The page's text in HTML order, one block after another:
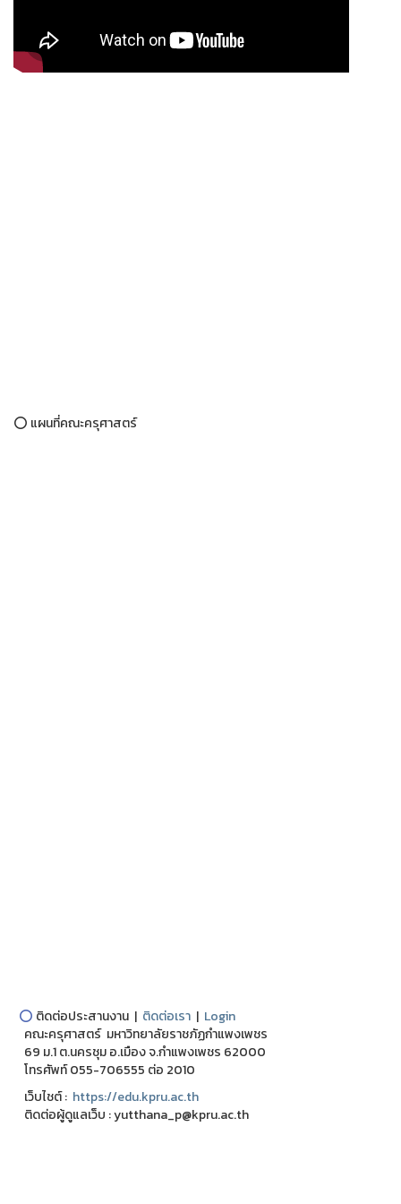
⭕ แผนที่คณะครุศาสตร์
⭕ ติดต่อประสานงาน | ติดต่อเรา | Login
คณะครุศาสตร์ มหาวิทยาลัยราชภัฏกำแพงเพชร
69 ม.1 ต.นครชุม อ.เมือง จ.กำแพงเพชร 62000
โทรศัพท์ 055-706555 ต่อ 2010
เว็บไชต์ : https://edu.kpru.ac.th
ติดต่อผู้ดูแลเว็บ : yutthana_p@kpru.ac.th